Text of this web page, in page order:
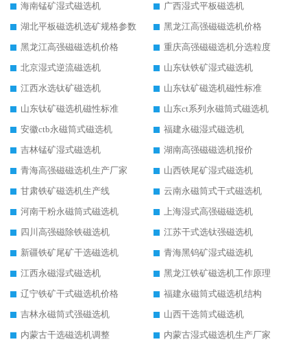
海南锰矿湿式磁选机
广西湿式平板磁选机
湖北平板磁选机选矿规格参数
黑龙江高强磁磁选机价格
黑龙江高强磁磁选机价格
重庆高强磁磁选机分选粒度
北京湿式逆流磁选机
山东钛铁矿湿式磁选机
江西水选钛矿磁选机
山东钛矿磁选机磁性标准
山东钛矿磁选机磁性标准
山东ct系列永磁筒式磁选机
安徽ctb永磁筒式磁选机
福建永磁湿式磁选机
吉林锰矿湿式磁选机
湖南高强磁磁选机报价
青海高强磁磁选机生产厂家
山西铁尾矿湿式磁选机
甘肃铁矿磁选机生产线
云南永磁筒式干式磁选机
河南干粉永磁筒式磁选机
上海湿式高强磁磁选机
四川高强磁除铁磁选机
江苏干式选钛强磁选机
新疆铁矿尾矿干选磁选机
青海黑钨矿湿式磁选机
江西永磁湿式磁选机
黑龙江铁矿磁选机工作原理
辽宁铁矿干式磁选机价格
福建永磁筒式磁选机结构
吉林永磁筒式强磁选机
山西干选筒式磁选机
内蒙古干选磁选机调整
内蒙古湿式磁选机生产厂家